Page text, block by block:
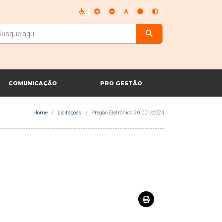
COMUNICAÇÃO PRO GESTÃO
Home Licitações Pregão Eletrônico 90.001/2024